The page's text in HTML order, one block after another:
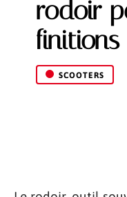
rodoir
SCOOTERS